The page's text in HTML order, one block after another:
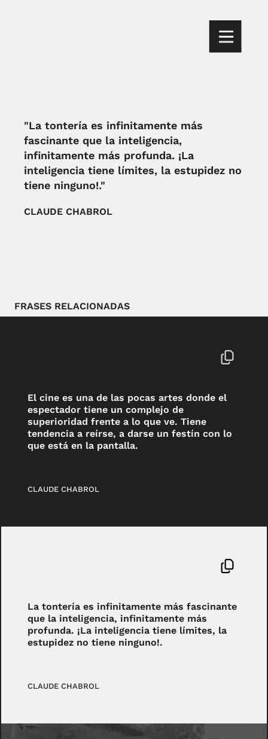
"La tontería es infinitamente más
fascinante que la inteligencia,
infinitamente más profunda. ¡La
inteligencia tiene límites, la estupidez no
tiene ninguno!."
CLAUDE CHABROL
FRASES RELACIONADAS
El cine es una de las pocas artes donde el
espectador tiene un complejo de
superioridad frente a lo que ve. Tiene
tendencia a reírse, a darse un festín con lo
que está en la pantalla.
CLAUDE CHABROL
La tontería es infinitamente más fascinante
que la inteligencia, infinitamente más
profunda. ¡La inteligencia tiene límites, la
estupidez no tiene ninguno!.
CLAUDE CHABROL